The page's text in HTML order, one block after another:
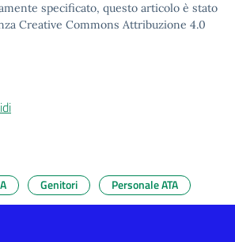
specificato, questo articolo è stato
Creative Commons Attribuzione 4.0
Genitori Personale ATA